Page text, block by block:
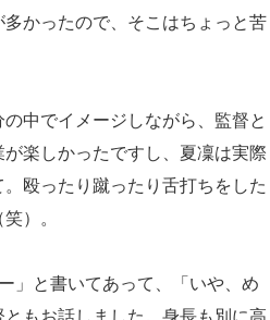
かったので、そこはちょっと苦
中でイメージしながら、監督と
楽しかったですし、夏凜は実際
殴ったり蹴ったり舌打ちをした
）。
」と書いてあって、「いや、め
もお話しました。身長も別に高